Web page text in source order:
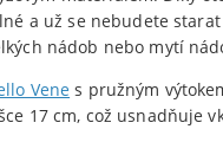
a už se nebudete
nádob nebo mytí
Vene s pružným
17 cm, což usnadňuje